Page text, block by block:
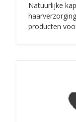
Natuurlijke
producten